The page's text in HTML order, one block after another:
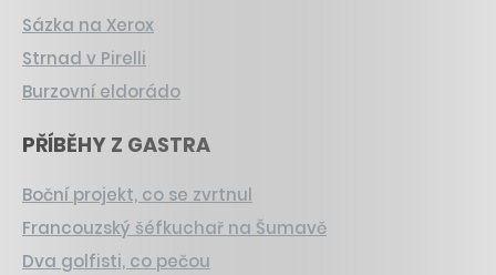
Sázka na Xerox
Strnad v Pirelli
Burzovní eldorádo
PŘÍBĚHY Z GASTRA
Boční projekt, co se zvrtnul
Francouzský šéfkuchař na Šumavě
Dva golfisti, co pečou